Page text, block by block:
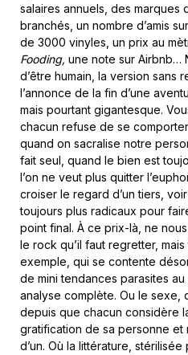
salaires annuels, des marques
branchés, un nombre d’amis
de 3000 vinyles, un prix au
Fooding, une note sur Airbnb…
d’être humain, la version sans
l’annonce de la fin d’une
mais pourtant gigantesque.
chacun refuse de se
quand on sacralise notre
fait seul, quand le bien est
l’on ne veut plus quitter
croiser le regard d’un tiers,
toujours plus radicaux pour
point final. À ce prix-là, ne
le rock qu’il faut regretter,
exemple, qui se contente
de mini tendances parasites
analyse complète. Ou le sexe,
depuis que chacun considère
gratification de sa personne et
d’un. Où la littérature,